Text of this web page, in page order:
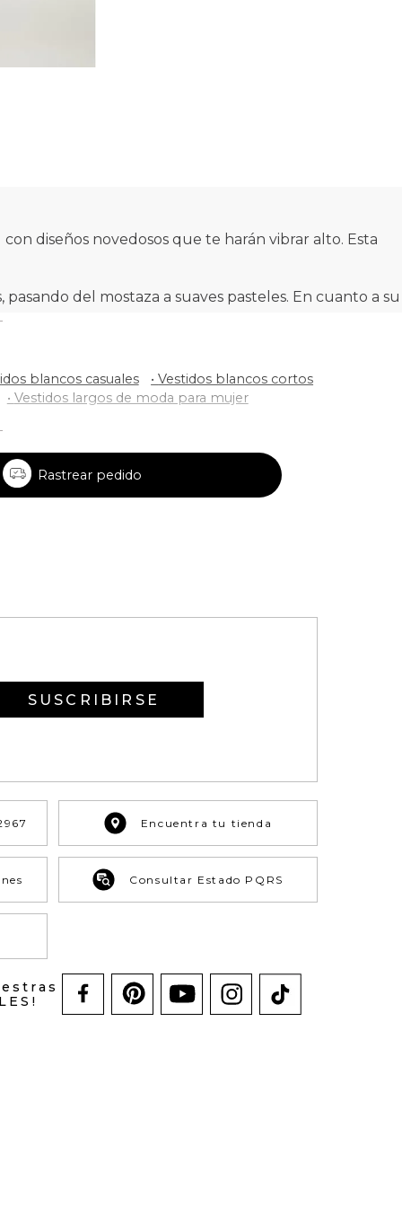
diseños novedosos que te harán vibrar alto. Esta
del mostaza a suaves pasteles. En cuanto a su
blancos casuales •Vestidos blancos cortos
• Vestidos largos de moda para mujer
Rastrear pedido
SUSCRIBIRSE
Encuentra tu tienda
Consultar Estado PQRS